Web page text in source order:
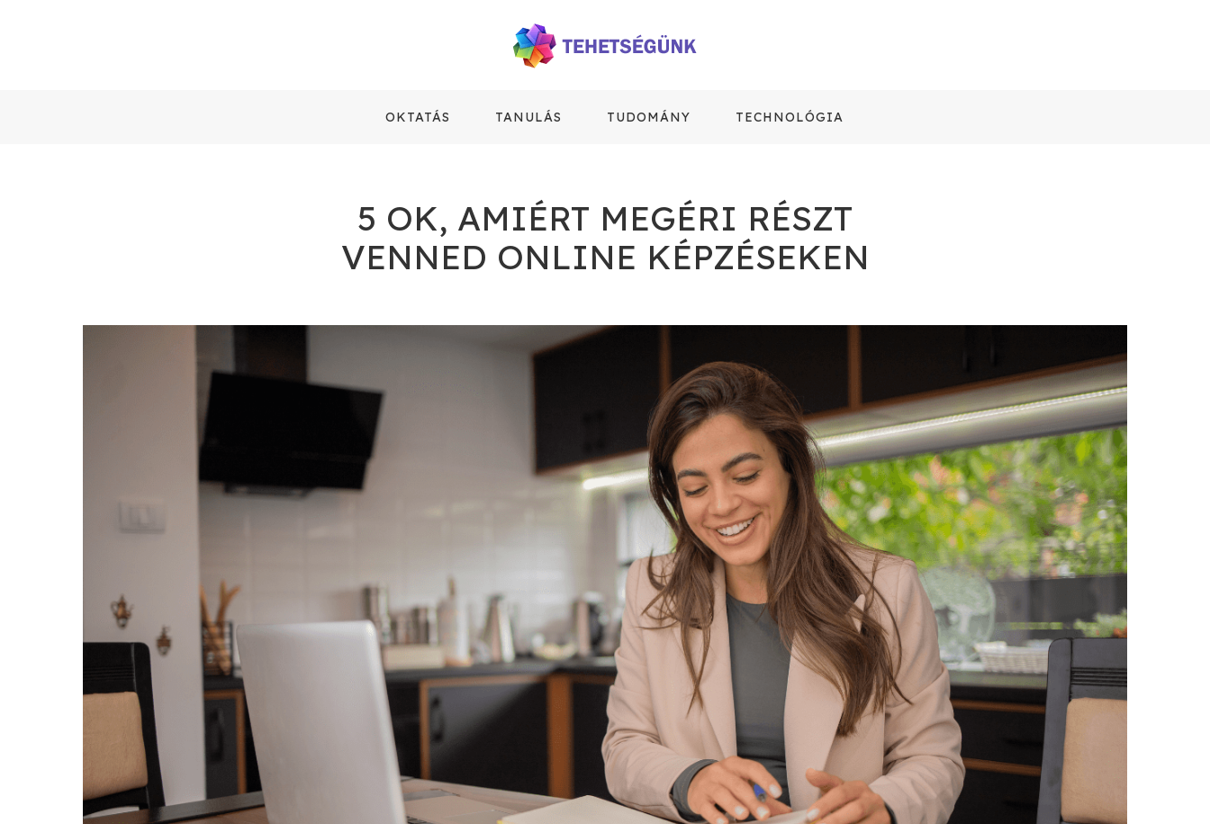
OKTATÁS TANULÁS TUDOMÁNY TECHNOLÓGIA
5 OK, AMIÉRT MEGÉRI RÉSZT
VENNED ONLINE KÉPZÉSEKEN